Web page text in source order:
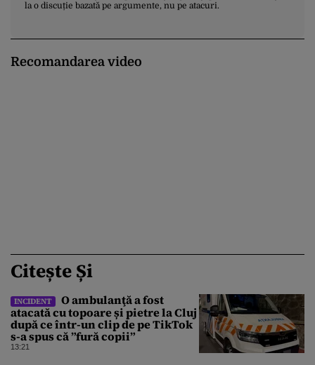
la o discuție bazată pe argumente, nu pe atacuri.
Recomandarea video
Citește Și
INCIDENT
O ambulanţă a fost
atacată cu topoare și pietre la Cluj
după ce într-un clip de pe TikTok
s-a spus că ”fură copii”
13:21